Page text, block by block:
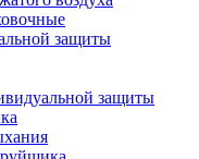
защиты
защиты